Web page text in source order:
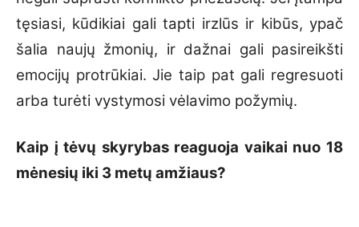
tęsiasi, kūdikiai gali tapti irzlūs ir kibūs, ypač
šalia naujų žmonių, ir dažnai gali pasireikšti
emocijų protrūkiai. Jie taip pat gali regresuoti
arba turėti vystymosi vėlavimo požymių.
Kaip į tėvų skyrybas reaguoja vaikai nuo 18
mėnesių iki 3 metų amžiaus?